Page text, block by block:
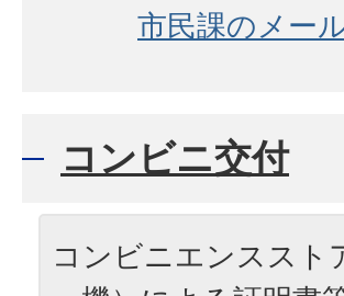
市民課のメー
コンビニ交付
コンビニエンススト